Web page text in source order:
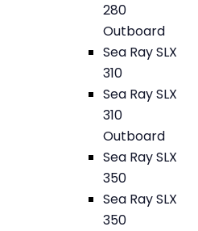
280
Outboard
Sea Ray SLX
310
Sea Ray SLX
310
Outboard
Sea Ray SLX
350
Sea Ray SLX
350